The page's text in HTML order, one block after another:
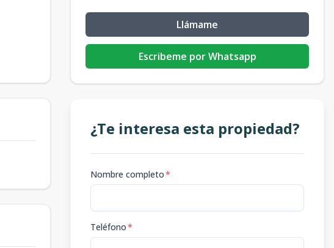
Llámame
Escribeme por Whatsapp
¿Te interesa esta propiedad?
Nombre completo*
Teléfono*